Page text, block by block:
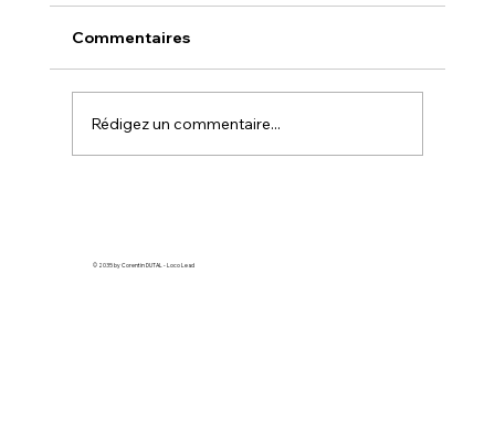
Vous souhaitez attirer davantage de clients,
avec Google Ads ? Ne vous inquiétez pas,
vous n'êtes pas seul. Beaucoup
Commentaires
Rédigez un commentaire...
© 2035 by Corentin DUTAL - Loco Lead